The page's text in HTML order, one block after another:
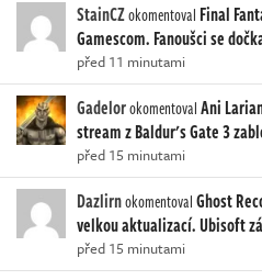
StainCZokomentoval Final
Gamescom. Fanoušci se
před 11 minutami
GadelorokomentovalAni
stream z Baldur's Gate 3
před 15 minutami
DazlirnokomentovalGhost
velkou aktualizací. Ubisoft
před 15 minutami